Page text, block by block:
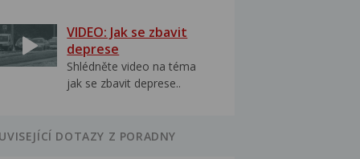
VIDEO: Jak se zbavit
deprese
Shlédněte video na téma
jak se zbavit deprese..
DOTAZY Z PORADNY